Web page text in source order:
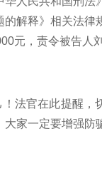
的解释》相关法
元，责令被告人
法官在此提醒，
大家一定要增强防